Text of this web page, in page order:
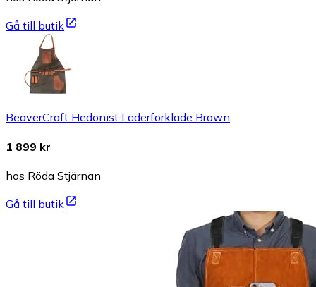
Gå till butik
BeaverCraft Hedonist Läderförkläde Brown
1 899 kr
hos Röda Stjärnan
Gå till butik